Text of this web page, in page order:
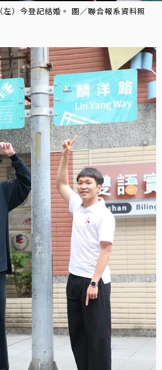
）今登記結婚。 圖／聯合報系資料照